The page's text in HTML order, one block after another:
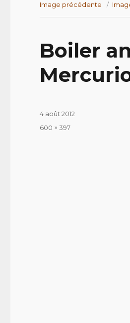
Image précédente
Boiler
Publié
4 août 2012
Taille
600 × 397